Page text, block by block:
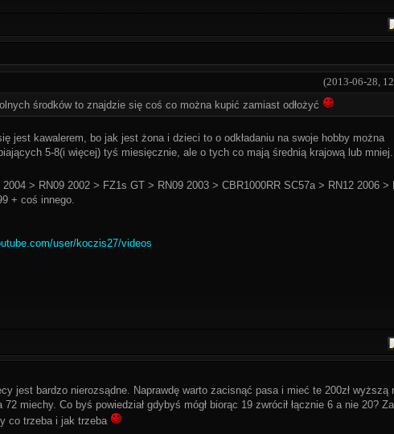
(2013-06-28,
środków to znajdzie się coś co można kupić zamiast odłożyć
jest kawalerem, bo jak jest żona i dzieci to o odkładaniu na swoje hobby można
5-8(i więcej) tyś miesięcznie, ale o tych co mają średnią krajową lub mniej.
> RN09 2002 > FZ1s GT > RN09 2003 > CBR1000RR SC57a > RN12 2006 >
+ coś innego.
user/koczis27/videos
jest bardzo nierozsądne. Naprawdę warto zacisnąć pasa i mieć te 200zł wyższą
miechy. Co byś powiedział gdybyś mógł biorąc 19 zwrócił łącznie 6 a nie 20?
co trzeba i jak trzeba